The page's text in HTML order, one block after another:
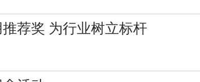
荐奖 为行业树立标杆